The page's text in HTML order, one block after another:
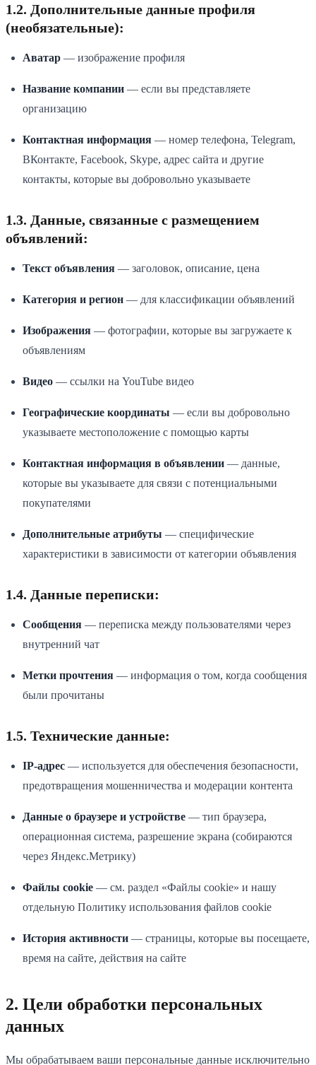
1.2. Дополнительные данные профиля
(необязательные):
Аватар — изображение профиля
Название компании — если вы представляете
организацию
Контактная информация — номер телефона, Telegram,
ВКонтакте, Facebook, Skype, адрес сайта и другие
контакты, которые вы добровольно указываете
1.3. Данные, связанные с размещением
объявлений:
Текст объявления — заголовок, описание, цена
Категория и регион — для классификации объявлений
Изображения — фотографии, которые вы загружаете к
объявлениям
Видео — ссылки на YouTube видео
Географические координаты — если вы добровольно
указываете местоположение с помощью карты
Контактная информация в объявлении — данные,
которые вы указываете для связи с потенциальными
покупателями
Дополнительные атрибуты — специфические
характеристики в зависимости от категории объявления
1.4. Данные переписки:
Сообщения — переписка между пользователями через
внутренний чат
Метки прочтения — информация о том, когда сообщения
были прочитаны
1.5. Технические данные:
IP-адрес — используется для обеспечения безопасности,
предотвращения мошенничества и модерации контента
Данные о браузере и устройстве — тип браузера,
операционная система, разрешение экрана (собираются
через Яндекс.Метрику)
Файлы cookie — см. раздел «Файлы cookie» и нашу
отдельную Политику использования файлов cookie
История активности — страницы, которые вы посещаете,
время на сайте, действия на сайте
2. Цели обработки персональных
данных
Мы обрабатываем ваши персональные данные исключительно